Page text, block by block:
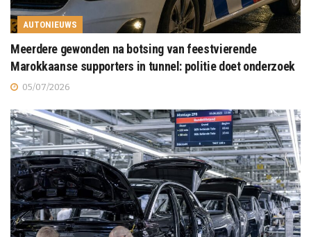
AUTONIEUWS
Meerdere gewonden na botsing van feestvierende
Marokkaanse supporters in tunnel: politie doet onderzoek
05/07/2026